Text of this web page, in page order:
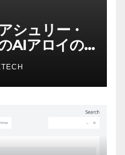
シュリー・
AIアロイの
ムパフォー
式に不安を